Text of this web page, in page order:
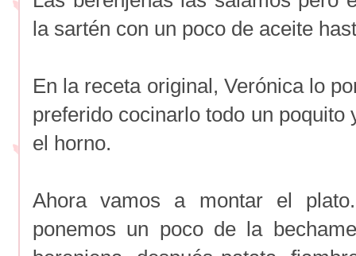
la sartén con un poco de aceite
En la receta original, Verónica lo
preferido cocinarlo todo un poquito
el horno.
Ahora vamos a montar el
ponemos un poco de la